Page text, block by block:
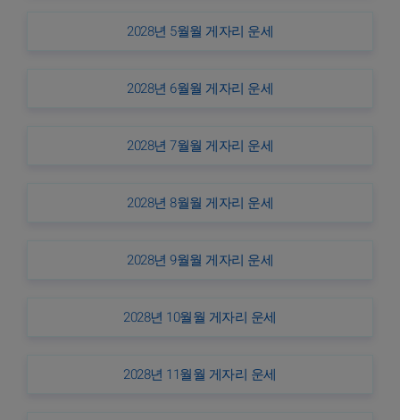
2028년 5월월 게자리 운세
2028년 6월월 게자리 운세
2028년 7월월 게자리 운세
2028년 8월월 게자리 운세
2028년 9월월 게자리 운세
2028년 10월월 게자리 운세
2028년 11월월 게자리 운세